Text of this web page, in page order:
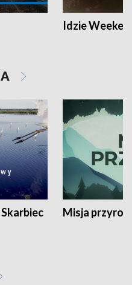
Idzie
Misja